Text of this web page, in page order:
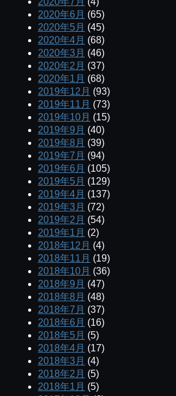
2020年6月 (65)
2020年5月 (45)
2020年4月 (68)
2020年3月 (46)
2020年2月 (37)
2020年1月 (68)
2019年12月 (93)
2019年11月 (73)
2019年10月 (15)
2019年9月 (40)
2019年8月 (39)
2019年7月 (94)
2019年6月 (105)
2019年5月 (129)
2019年4月 (137)
2019年3月 (72)
2019年2月 (54)
2019年1月 (2)
2018年12月 (4)
2018年11月 (19)
2018年10月 (36)
2018年9月 (47)
2018年8月 (48)
2018年7月 (37)
2018年6月 (16)
2018年5月 (5)
2018年4月 (17)
2018年3月 (4)
2018年2月 (5)
2018年1月 (5)